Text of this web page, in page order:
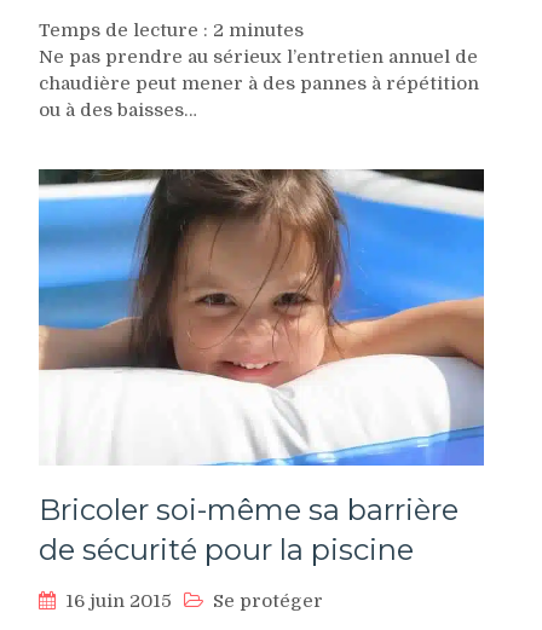
Temps de lecture : 2 minutes
Ne pas prendre au sérieux l’entretien annuel de
chaudière peut mener à des pannes à répétition
ou à des baisses…
Bricoler soi-même sa barrière
de sécurité pour la piscine
16 juin 2015 Se protéger